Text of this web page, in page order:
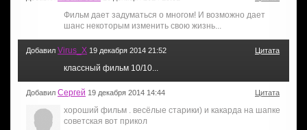
Фильм дает задуматься о многом! И возможно дает
шанс некоторым изменить свою жизнь...
Добавил Virus_X 19 декабря 2014 21:52 Цитата
классный фильм 10/10...
Добавил Сергей 19 декабря 2014 14:44 Цитата
хороший фильм . весёлые старики) и какарда на шапке
советская вот прикол